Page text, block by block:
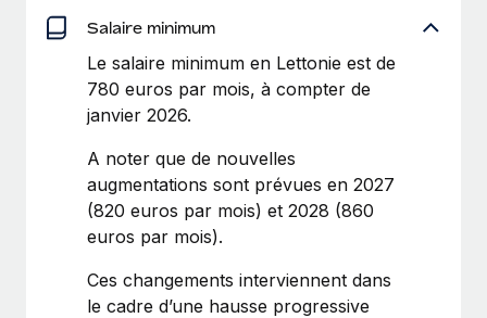
Création d’entité
Établissez des entités rapidement et en toute
conformité
Mobilité et déménagement international
employés
Avantages sociaux
Gérez facilement les avantages sociaux
Mises à jour des produits de Remote :
freelances Plus
Remote a toujours pour mission d'aider les entreprises de
toute taille à embaucher, gérer et payer...
Salaire minimum
Le salaire minimum en Lettonie est de
780 euros par mois, à compter de
janvier 2026.
A noter que de nouvelles
augmentations sont prévues en 2027
(820 euros par mois) et 2028 (860
euros par mois).
Ces changements interviennent dans
le cadre d’une hausse progressive